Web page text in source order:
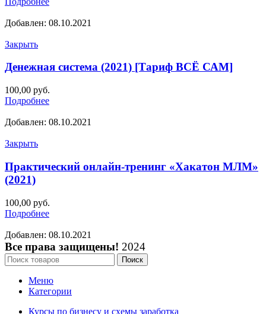
Добавлен: 08.10.2021
Закрыть
Денежная система (2021) [Тариф ВСЁ САМ]
100,00 руб.
Подробнее
Добавлен: 08.10.2021
Закрыть
Практический онлайн-тренинг «Хакатон МЛМ»
(2021)
100,00 руб.
Подробнее
Добавлен: 08.10.2021
Все права защищены! 2024
Поиск
Меню
Категории
Курсы по бизнесу и схемы заработка